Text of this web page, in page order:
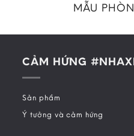
MẪU
CẢM HỨNG
Sản phẩm
Ý tưởng và cảm hứng